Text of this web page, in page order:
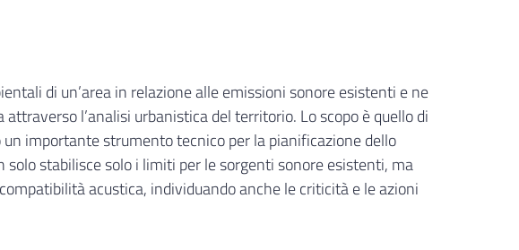
di un’area in relazione alle emissioni sonore esistenti e ne
l’analisi urbanistica del territorio. Lo scopo è quello di
importante strumento tecnico per la pianificazione dello
stabilisce solo i limiti per le sorgenti sonore esistenti, ma
acustica, individuando anche le criticità e le azioni